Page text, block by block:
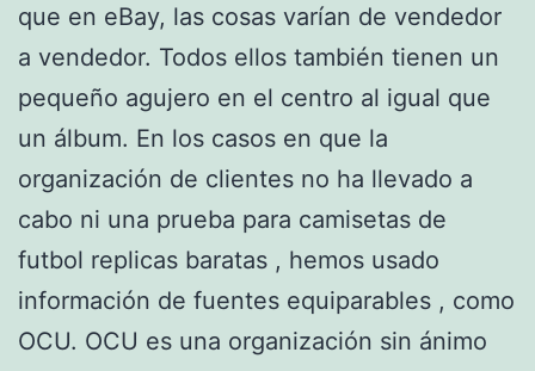
que en eBay, las cosas varían de vendedor
a vendedor. Todos ellos también tienen un
pequeño agujero en el centro al igual que
un álbum. En los casos en que la
organización de clientes no ha llevado a
cabo ni una prueba para camisetas de
futbol replicas baratas , hemos usado
información de fuentes equiparables , como
OCU. OCU es una organización sin ánimo